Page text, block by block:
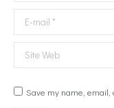
E-mail *
Site Web
Save my name,